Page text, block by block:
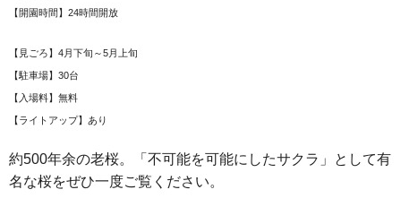
【開園時間】24時間開放
【見ごろ】4月下旬～5月上旬
【駐車場】30台
【入場料】無料
【ライトアップ】あり
約500年余の老桜。「不可能を可能にしたサクラ」として有
名な桜をぜひ一度ご覧ください。